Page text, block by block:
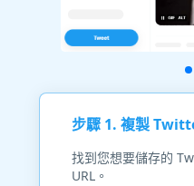
步驟 1. 複製
找到您想要儲存的
URL。